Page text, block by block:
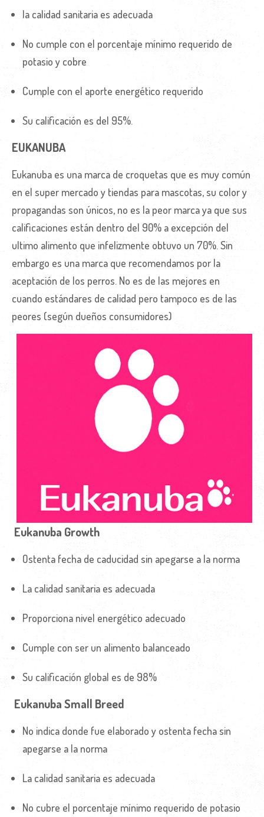
la calidad sanitaria es adecuada
No cumple con el porcentaje mínimo requerido de
potasio y cobre
Cumple con el aporte energético requerido
Su calificación es del 95%.
EUKANUBA
Eukanuba es una marca de croquetas que es muy común
en el super mercado y tiendas para mascotas, su color y
propagandas son únicos, no es la peor marca ya que sus
calificaciones están dentro del 90% a excepción del
ultimo alimento que infelizmente obtuvo un 70%. Sin
embargo es una marca que recomendamos por la
aceptación de los perros. No es de las mejores en
cuando estándares de calidad pero tampoco es de las
peores (según dueños consumidores)
Eukanuba Growth
Ostenta fecha de caducidad sin apegarse a la norma
La calidad sanitaria es adecuada
Proporciona nivel energético adecuado
Cumple con ser un alimento balanceado
Su calificación global es de 98%
Eukanuba Small Breed
No indica donde fue elaborado y ostenta fecha sin
apegarse a la norma
La calidad sanitaria es adecuada
No cubre el porcentaje mínimo requerido de potasio